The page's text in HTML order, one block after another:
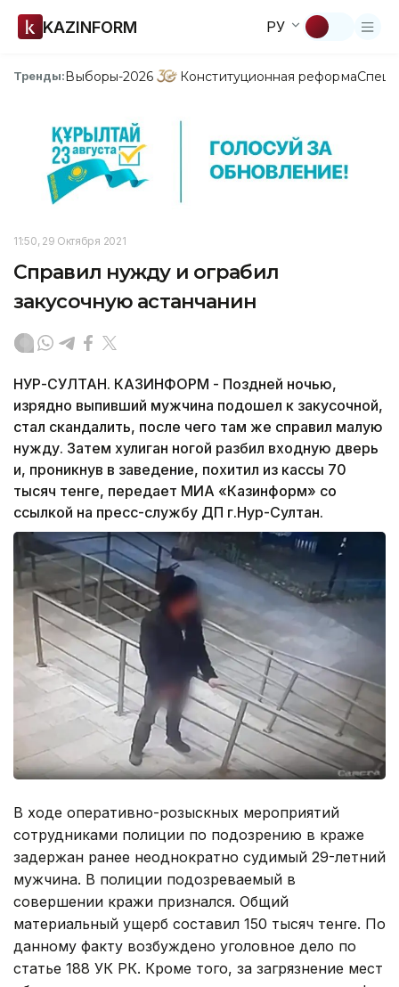
KAZINFORM РУ
Тренды:Выборы-2026 Конституционная реформа
11:50, 29 Октября 2021
Справил нужду и ограбил
закусочную астанчанин
НУР-СУЛТАН. КАЗИНФОРМ - Поздней ночью,
изрядно выпивший мужчина подошел к закусочной,
стал скандалить, после чего там же справил малую
нужду. Затем хулиган ногой разбил входную дверь
и, проникнув в заведение, похитил из кассы 70
тысяч тенге, передает МИА «Казинформ» со
ссылкой на пресс-службу ДП г.Нур-Султан.
В ходе оперативно-розыскных мероприятий
сотрудниками полиции по подозрению в краже
задержан ранее неоднократно судимый 29-летний
мужчина. В полиции подозреваемый в
совершении кражи признался. Общий
материальный ущерб составил 150 тысяч тенге. По
данному факту возбуждено уголовное дело по
статье 188 УК РК. Кроме того, за загрязнение мест